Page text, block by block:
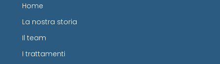
Home
La nostra storia
Il team
I trattamenti